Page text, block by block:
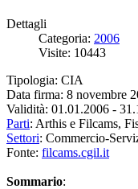
Dettagli
Categoria: 2006
Visite: 10443
Tipologia: CIA
Data firma: 8 novembre
Validità: 01.01.2006 -
Parti: Arthis e Filcams,
Settori: Commercio-
Fonte: filcams.cgil.it
Sommario: